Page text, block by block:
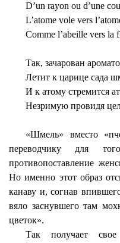
D’un rayon ou d’une
L’atome vole vers
Comme l’abeille vers la
Так, зачарован
Летит к царице сада
И к атому стремится
Незримую провидя
«Шмель» вместо
переводчику для
противопоставление
Но именно этот образ
канаву и, согнав
вяло заснувшего там
цветок».
Так получает свое